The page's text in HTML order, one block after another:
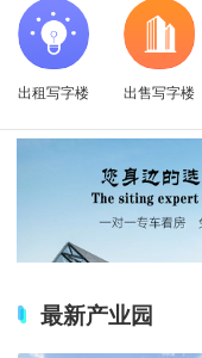
出租写字楼 出售写字楼
最新产业园